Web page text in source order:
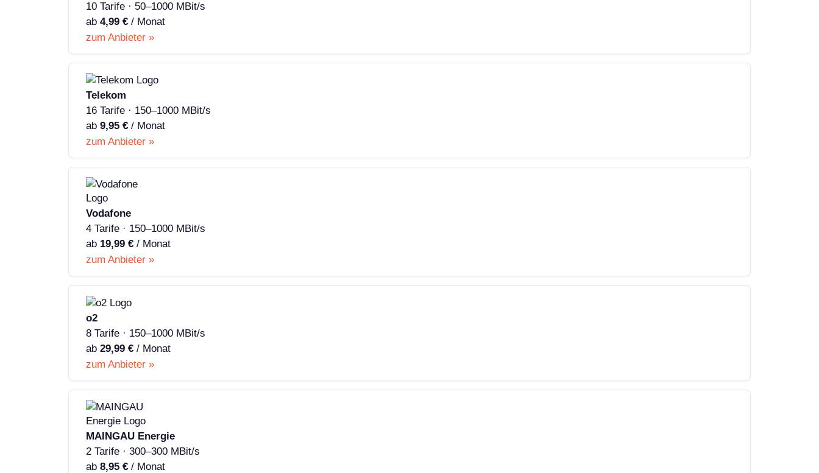
10 Tarife · 50–1000 MBit/s
ab 4,99 € / Monat
zum Anbieter »
Telekom
16 Tarife · 150–1000 MBit/s
ab 9,95 € / Monat
zum Anbieter »
Vodafone
4 Tarife · 150–1000 MBit/s
ab 19,99 € / Monat
zum Anbieter »
o2
8 Tarife · 150–1000 MBit/s
ab 29,99 € / Monat
zum Anbieter »
MAINGAU Energie
2 Tarife · 300–300 MBit/s
ab 8,95 € / Monat